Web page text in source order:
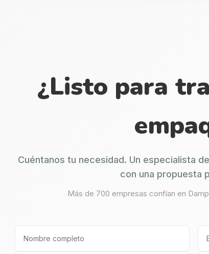
¿Listo para
Cuéntanos tu necesidad. Un especialista
con una propuesta
Más de 700 empresas confían en